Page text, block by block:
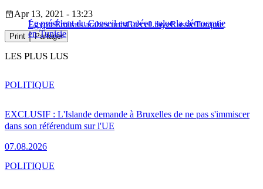
Le président du Conseil européen salue la démocratie
en Tunisie
Apr 13, 2021 - 13:23
ÉgypteÉmirats arabes unisGrèceLibyeRussieTurquie
Print Partager
LES PLUS LUS
EXCLUSIF : L'Islande demande à Bruxelles de ne pas s'immiscer
dans son référendum sur l'UE
07.08.2026
POLITIQUE
POLITIQUE